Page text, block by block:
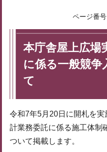
ページ番
本庁舎屋上広場
に係る一般競争
て
令和7年5月20日に開札を
計業務委託に係る施工体制
ついて掲載します。